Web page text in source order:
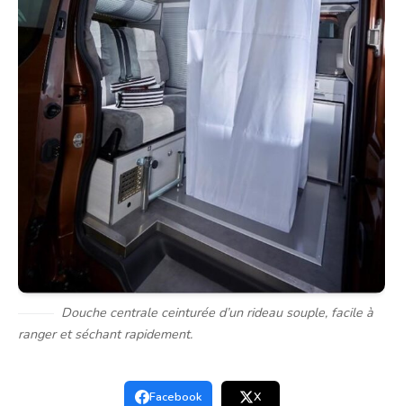
Douche centrale ceinturée d’un rideau souple, facile à
ranger et séchant rapidement.
Facebook X